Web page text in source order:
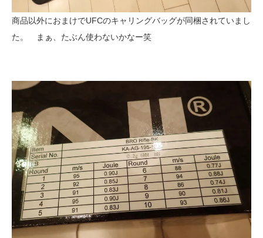
商品以外におまけでUFCのキャリングバッグが同梱されていまし
た。 まぁ、たぶん使わないかなー笑